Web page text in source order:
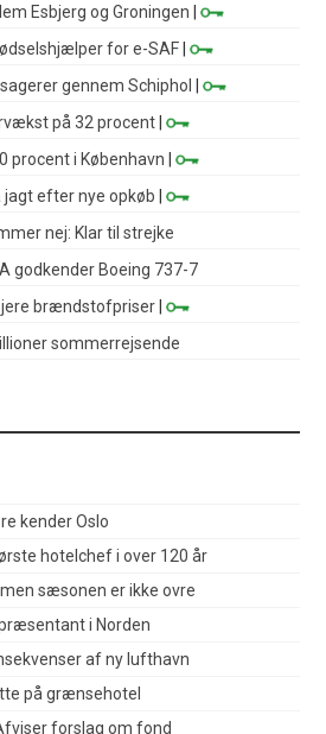
Esbjerg og Groningen |
for e-SAF |
gennem Schiphol
|
på 32 procent |
procent i København |
jagt efter nye opkøb |
nej: Klar til strejke
godkender Boeing 737-7
brændstofpriser |
sommerrejsende
kender Oslo
hotelchef i over 120 år
sæsonen er ikke ovre
i Norden
af ny lufthavn
på grænsehotel
forslag om fond